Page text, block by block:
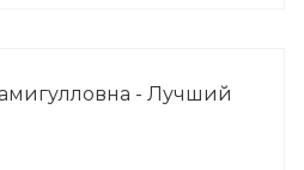
- Лучший